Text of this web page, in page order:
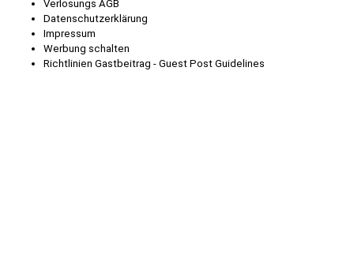
Verlosungs AGB
Datenschutzerklärung
Impressum
Werbung schalten
Richtlinien Gastbeitrag - Guest Post Guidelines